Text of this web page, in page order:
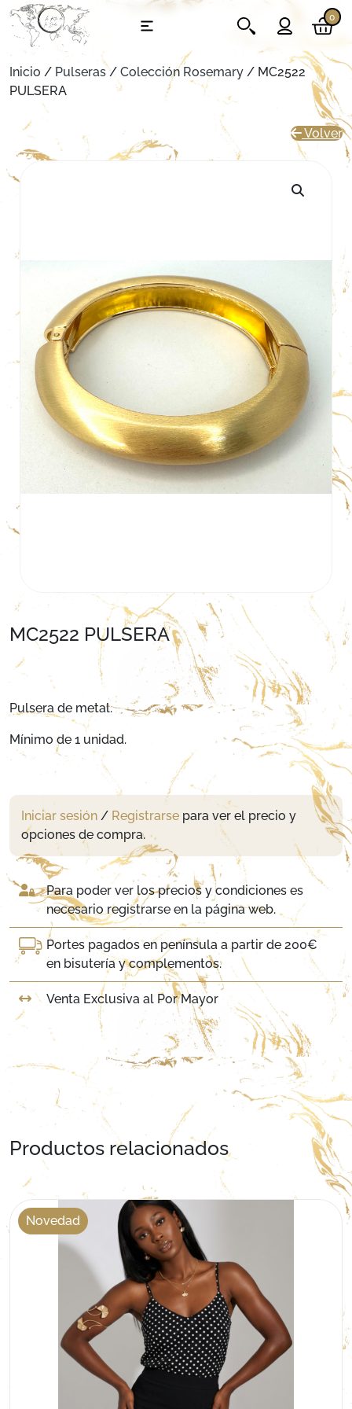
0
Inicio / Pulseras/ Colección Rosemary / MC2522
PULSERA
Volver
MC2522 PULSERA
Pulsera de metal.
Mínimo de 1 unidad.
Iniciar sesión / Registrarse para ver el precio y
opciones de compra.
Para poder ver los precios y condiciones es
necesario registrarse en la página web.
Portes pagados en península a partir de 200€
en bisutería y complementos.
Venta Exclusiva al Por Mayor
Productos relacionados
Novedad